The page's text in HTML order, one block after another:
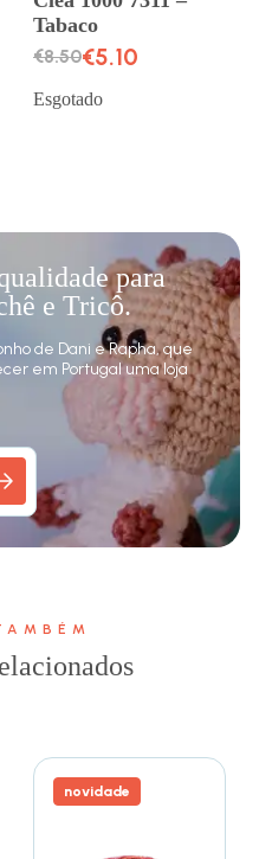
Tabaco
€8.50€5.10
Esgotado
para
e Tricô.
de Dani e Rapha, que
em Portugal uma loja
novidade